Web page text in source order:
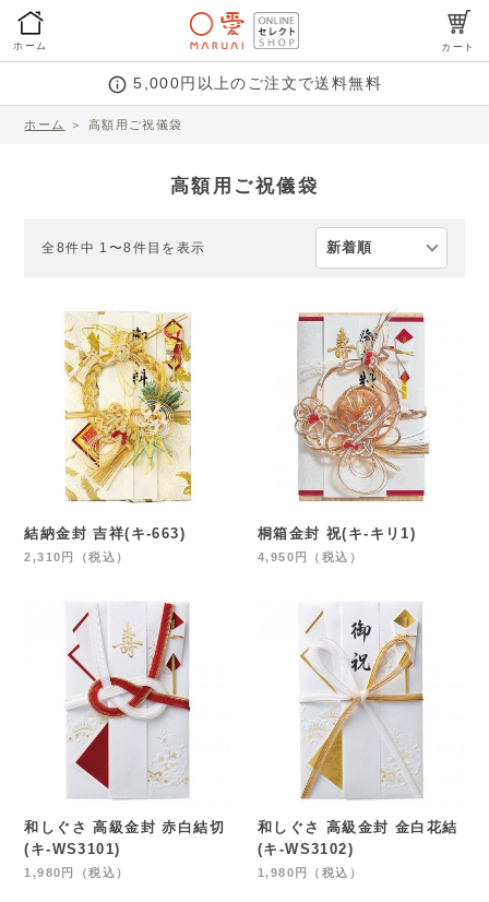
ホーム カート
5,000円以上のご注文で送料無料
ホーム ＞ 高額用ご祝儀袋
高額用ご祝儀袋
全8件中 1〜8件目を表示
結納金封 吉祥(キ-663)
2,310円（税込）
桐箱金封 祝(キ-キリ1)
4,950円（税込）
和しぐさ 高級金封 赤白結切
(キ-WS3101)
1,980円（税込）
和しぐさ 高級金封 金白花結
(キ-WS3102)
1,980円（税込）